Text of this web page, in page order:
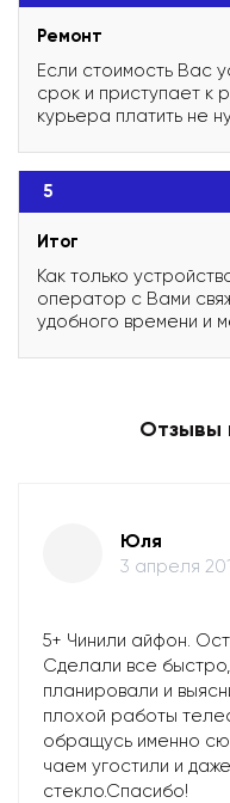
Ремонт
Если стоимость Вас
срок и приступает к
курьера платить не
5
Итог
Как только
оператор с Вами
удобного времени и
Отзывы
Юля
3 апреля
5+ Чинили айфон.
Сделали все
планировали и
плохой работы
обращусь именно
чаем угостили и
стекло.Спасибо!